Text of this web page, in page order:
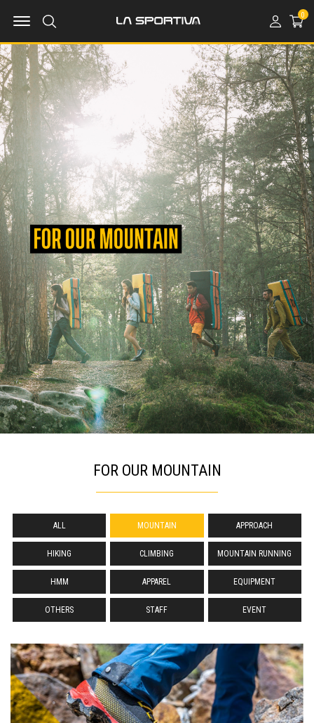
MENU OPEN 0
FOR OUR MOUNTAIN
ALL MOUNTAIN APPROACH
HIKING CLIMBING MOUNTAIN RUNNING
HMM APPAREL EQUIPMENT
OTHERS STAFF EVENT